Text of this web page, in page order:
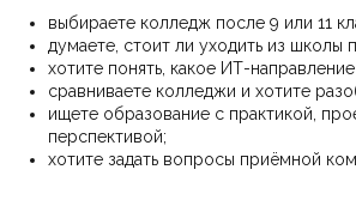
выбираете колледж после 9 или 11
думаете, стоит ли уходить из школы
хотите понять, какое ИТ-
сравниваете колледжи и хотите
ищете образование с практикой,
перспективой;
хотите задать вопросы приёмной